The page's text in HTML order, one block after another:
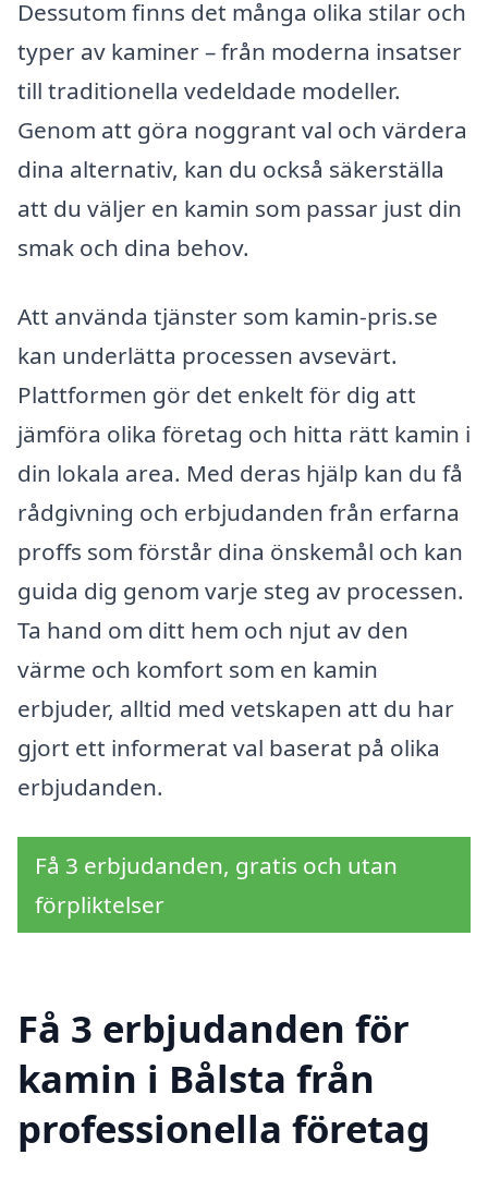
Dessutom finns det många olika stilar och
typer av kaminer – från moderna insatser
till traditionella vedeldade modeller.
Genom att göra noggrant val och värdera
dina alternativ, kan du också säkerställa
att du väljer en kamin som passar just din
smak och dina behov.
Att använda tjänster som kamin-pris.se
kan underlätta processen avsevärt.
Plattformen gör det enkelt för dig att
jämföra olika företag och hitta rätt kamin i
din lokala area. Med deras hjälp kan du få
rådgivning och erbjudanden från erfarna
proffs som förstår dina önskemål och kan
guida dig genom varje steg av processen.
Ta hand om ditt hem och njut av den
värme och komfort som en kamin
erbjuder, alltid med vetskapen att du har
gjort ett informerat val baserat på olika
erbjudanden.
Få 3 erbjudanden, gratis och utan
förpliktelser
Få 3 erbjudanden för
kamin i Bålsta från
professionella företag